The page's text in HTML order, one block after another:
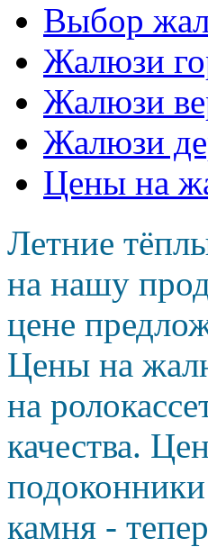
Выбор
Жалюзи
Жалюзи
Жалюзи
Цены на
Летние
на нашу
цене
Цены на
на
качества.
камня -